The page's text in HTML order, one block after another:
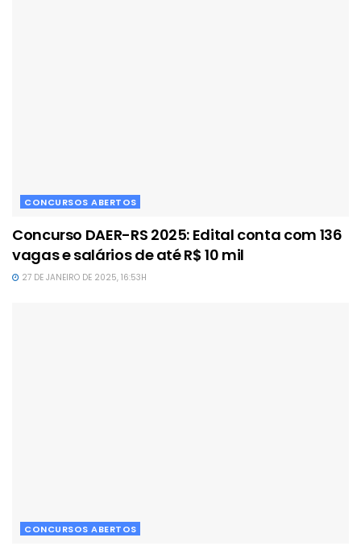
CONCURSOS ABERTOS
Concurso DAER-RS 2025: Edital conta com 136
vagas e salários de até R$ 10 mil
27 DE JANEIRO DE 2025, 16:53H
CONCURSOS ABERTOS